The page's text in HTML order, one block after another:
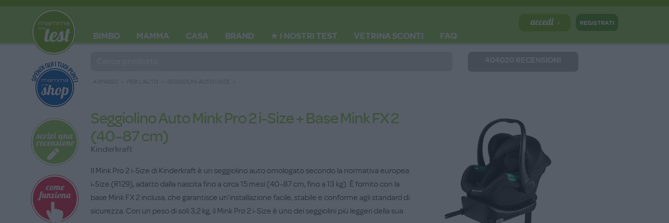
BIMBO MAMMA CASA BRAND ★ I NOSTRI TEST VETRINA SCONTI
FAQ
A SPASSO PER L'AUTO SEGGIOLINI AUTO I-SIZE
Seggiolino Auto Mink Pro 2 i-Size + Base Mink FX 2
(40–87 cm)
Kinderkraft
Il Mink Pro 2 i-Size di Kinderkraft è un seggiolino auto omologato secondo la normativa europea
i-Size (R129), adatto dalla nascita fino a circa 15 mesi (40–87 cm, fino a 13 kg). È fornito con la
base Mink FX 2 inclusa, che garantisce un’installazione facile, stabile e conforme agli standard di
sicurezza. Con un peso di soli 3,2 kg, il Mink Pro 2 i-Size è uno dei seggiolini più leggeri della sua